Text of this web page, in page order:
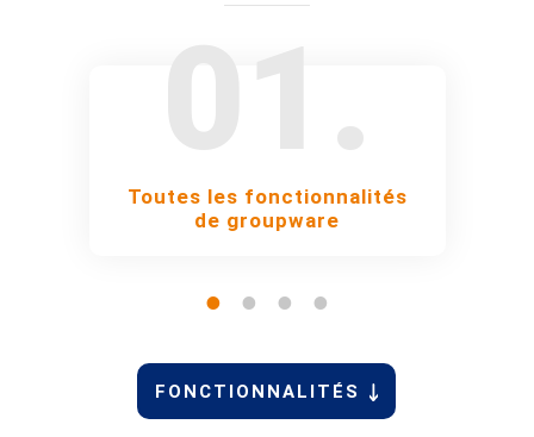
Toutes les fonctionnalités
de groupware
FONCTIONNALITÉS